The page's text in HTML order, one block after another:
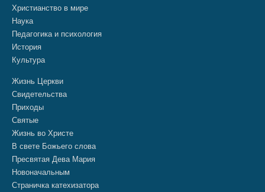
Христианство в мире
Наука
Педагогика и психология
История
Культура
Жизнь Церкви
Свидетельства
Приходы
Святые
Жизнь во Христе
В свете Божьего слова
Пресвятая Дева Мария
Новоначальным
Страничка катехизатора